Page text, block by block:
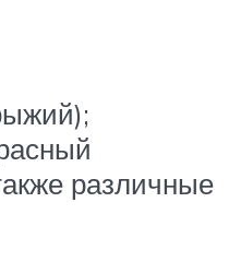
различные